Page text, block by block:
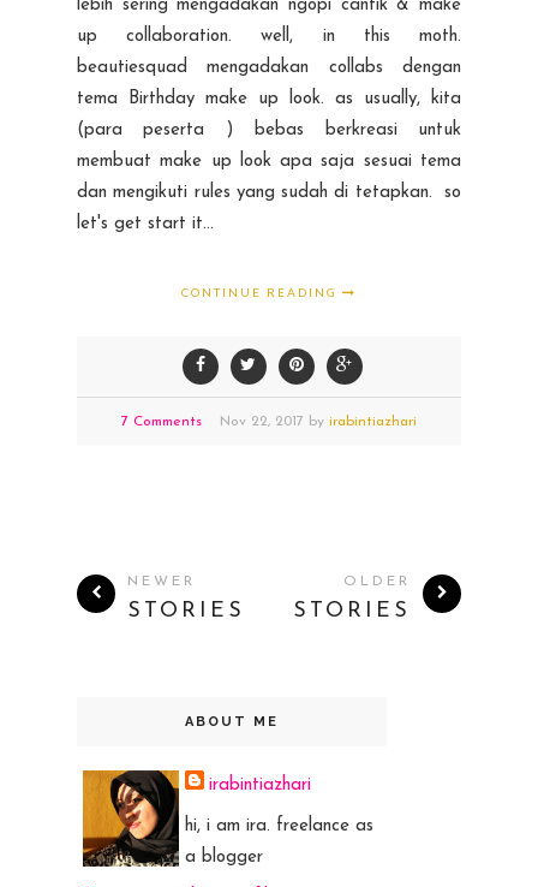
lebih sering mengadakan ngopi cantik & make
up collaboration. well, in this moth.
beautiesquad mengadakan collabs dengan
tema Birthday make up look. as usually, kita
(para peserta ) bebas berkreasi untuk
membuat make up look apa saja sesuai tema
dan mengikuti rules yang sudah di tetapkan. so
let's get start it...
CONTINUE READING
7 Comments Nov 22, 2017 by irabintiazhari
NEWER
STORIES
OLDER
STORIES
ABOUT ME
irabintiazhari
hi, i am ira. freelance as
a blogger